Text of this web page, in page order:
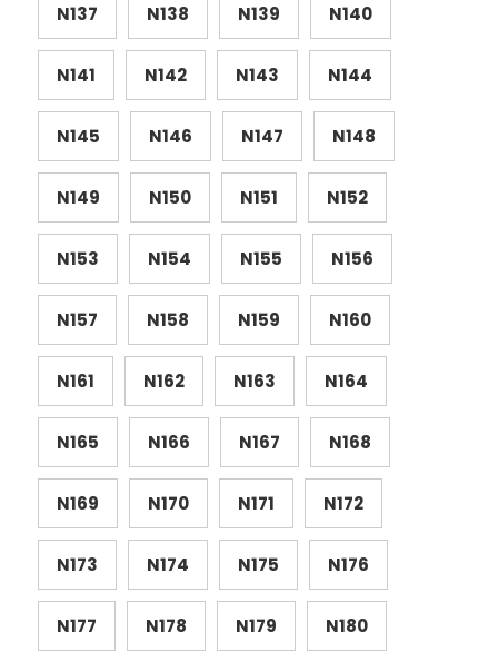
N137 N138 N139 N140
N141 N142 N143 N144
N145 N146 N147 N148
N149 N150 N151 N152
N153 N154 N155 N156
N157 N158 N159 N160
N161 N162 N163 N164
N165 N166 N167 N168
N169 N170 N171 N172
N173 N174 N175 N176
N177 N178 N179 N180